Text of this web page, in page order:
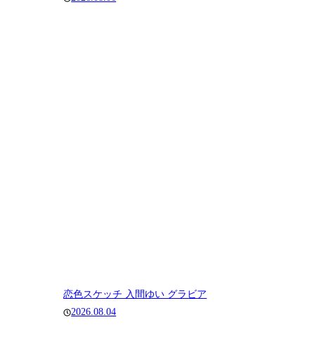
恋色スケッチ 入間ゆい グラビア
2026.08.04